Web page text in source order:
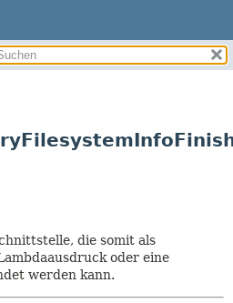
METHODE
KONSTRUKTOR
METHODE
die somit als
oder eine
werden kann.